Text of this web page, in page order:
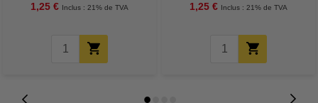
1,25 € Inclus : 21% de TVA 1,25 € Inclus : 21% de TVA